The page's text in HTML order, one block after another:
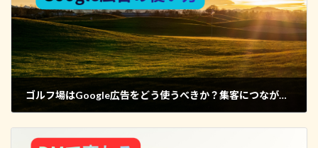
ゴルフ場はGoogle広告をどう使うべきか？集客につながる効果的な活用法